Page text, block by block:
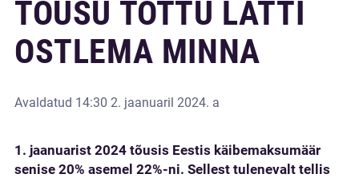
TÕUSU TÕTTU LÄTTI
OSTLEMA MINNA
Avaldatud 14:30 2. jaanuaril 2024. a
1. jaanuarist 2024 tõusis Eestis käibemaksumäär
senise 20% asemel 22%-ni. Sellest tulenevalt tellis